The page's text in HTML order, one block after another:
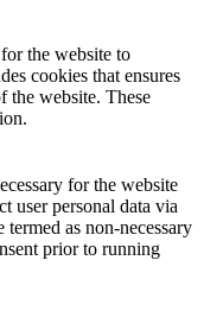
the website to
cookies that ensures
the website. These
for the website
user personal data via
termed as non-necessary
prior to running